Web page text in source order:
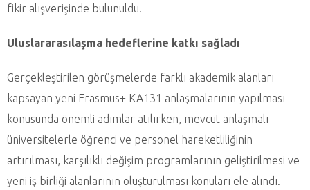
fikir alışverişinde bulunuldu.
Uluslararasılaşma hedeflerine katkı sağladı
Gerçekleştirilen görüşmelerde farklı akademik alanları
kapsayan yeni Erasmus+ KA131 anlaşmalarının yapılması
konusunda önemli adımlar atılırken, mevcut anlaşmalı
üniversitelerle öğrenci ve personel hareketliliğinin
artırılması, karşılıklı değişim programlarının geliştirilmesi ve
yeni iş birliği alanlarının oluşturulması konuları ele alındı.